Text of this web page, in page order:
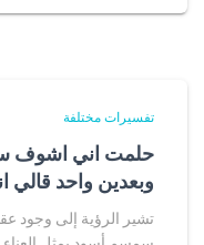
تفسيرات مختلفة
حلمت اني اشوف
وبعدين واحد قالي
تشير الرؤية إلى وجود